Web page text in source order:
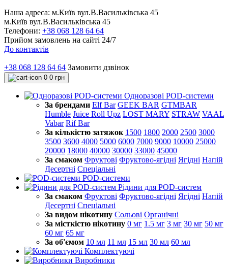
Наша адреса: м.Київ вул.В.Васильківська 45
м.Київ вул.В.Васильківська 45
Телефони: +38 068 128 64 64
Прийом замовлень на сайті 24/7
До контактів
+38 068 128 64 64 Замовити дзвінок
0 0 грн
Одноразові POD-системи
За брендами Elf Bar GEEK BAR GTMBAR
Humble Juice Roll Upz LOST MARY STRAW VAAL
Vabar Rif Bar
За кількістю затяжок 1500 1800 2000 2500 3000
3500 3600 4000 5000 6000 7000 9000 10000 25000
20000 18000 40000 30000 33000 45000
За смаком Фруктові Фруктово-ягідні Ягідні Напій
Десертні Спеціальні
POD-системи
Рідини для POD-систем
За смаком Фруктові Фруктово-ягідні Ягідні Напій
Десертні Спеціальні
За видом нікотину Сольові Органічні
За місткістю нікотину 0 мг 1.5 мг 3 мг 30 мг 50 мг
60 мг 65 мг
За об'ємом 10 мл 11 мл 15 мл 30 мл 60 мл
Комплектуючі
Виробники